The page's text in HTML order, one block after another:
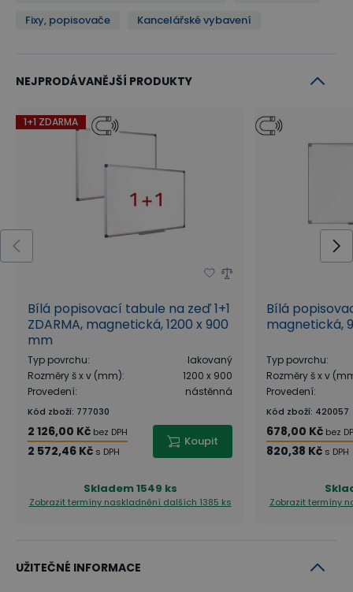
Fixy, popisovače
Kancelářské vybavení
NEJPRODÁVANĚJŠÍ PRODUKTY
1+1 ZDARMA
Bílá popisovací tabule na zeď 1+1
ZDARMA, magnetická, 1200 x 900
mm
Typ povrchu:
lakovaný
Rozměry š x v (mm):
1200 x 900
Provedení: nástěnná
Kód zboží: 777030
2 126,00 Kč bez DPH
2 572,46 Kč s DPH
Koupit
Skladem1549 ks
Zobrazit termíny naskladnění dalších 1385 ks
Bílá
magnetická,
Typ povrchu:
Rozměry š x v
Provedení:
Kód zboží: 420057
678,00 Kč bez
820,38 Kč s DPH
Zobrazit termíny
UŽITEČNÉ INFORMACE